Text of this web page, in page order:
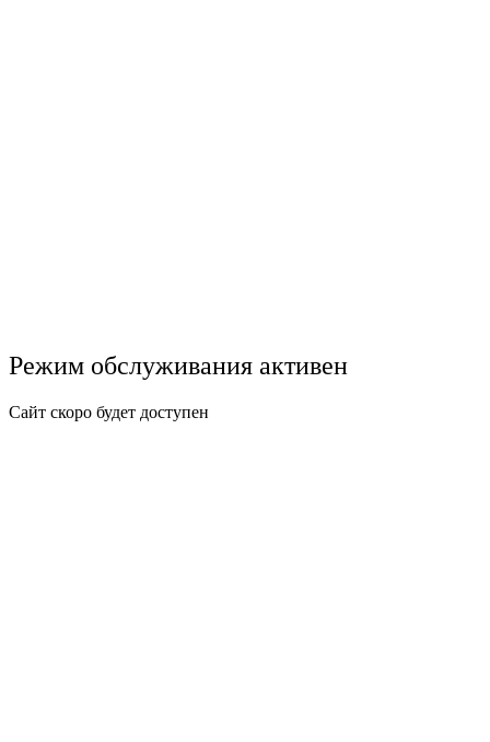
Режим обслуживания активен
Сайт скоро будет доступен